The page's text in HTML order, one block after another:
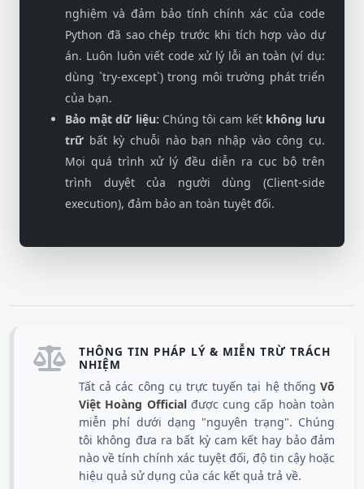
nghiệm và đảm bảo tính chính xác của code
Python đã sao chép trước khi tích hợp vào dự
án. Luôn luôn viết code xử lý lỗi an toàn (ví dụ:
dùng `try-except`) trong môi trường phát triển
của bạn.
Bảo mật dữ liệu: Chúng tôi cam kết không lưu
trữbất kỳ chuỗi nào bạn nhập vào công cụ.
Mọi quá trình xử lý đều diễn ra cục bộ trên
trình duyệt của người dùng (Client-side
execution), đảm bảo an toàn tuyệt đối.
THÔNG TIN PHÁP LÝ & MIỄN TRỪ TRÁCH
NHIỆM
Tất cả các công cụ trực tuyến tại hệ thống Võ
Việt Hoàng Officialđược cung cấp hoàn toàn
miễn phí dưới dạng "nguyên trạng". Chúng
tôi không đưa ra bất kỳ cam kết hay bảo đảm
nào về tính chính xác tuyệt đối, độ tin cậy hoặc
hiệu quả sử dụng của các kết quả trả về.